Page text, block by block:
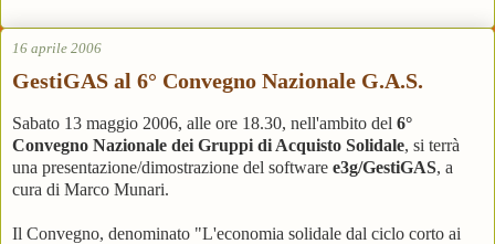
16 aprile 2006
GestiGAS al 6° Convegno Nazionale G.A.S.
Sabato 13 maggio 2006, alle ore 18.30, nell'ambito del 6°
Convegno Nazionale dei Gruppi di Acquisto Solidale, si terrà
una presentazione/dimostrazione del software e3g/GestiGAS, a
cura di Marco Munari.
Il Convegno, denominato "L'economia solidale dal ciclo corto ai